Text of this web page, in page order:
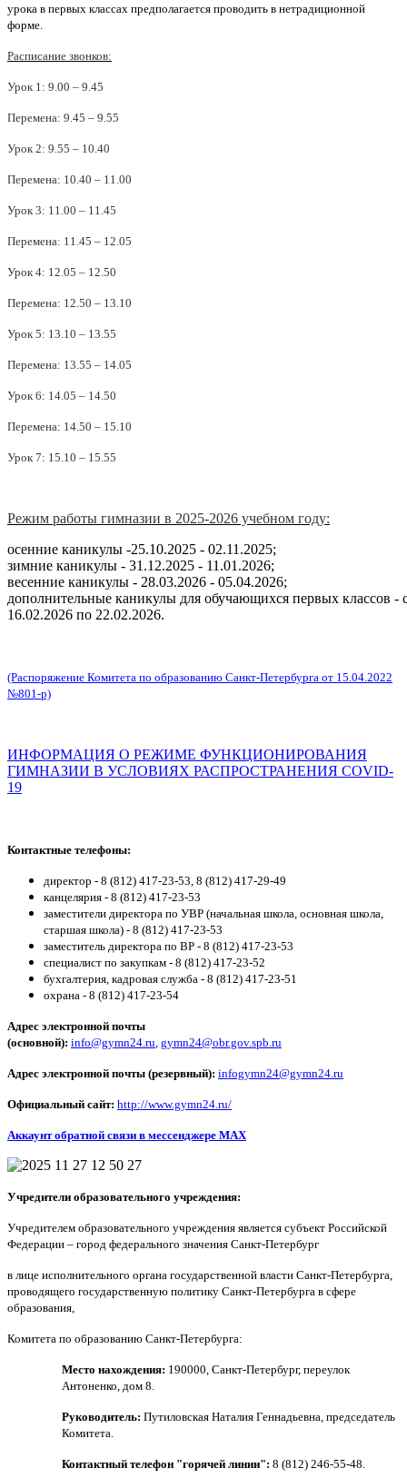
урока в первых классах предполагается проводить в нетрадиционной
форме.
Расписание звонков:
Урок 1: 9.00 – 9.45
Перемена: 9.45 – 9.55
Урок 2: 9.55 – 10.40
Перемена: 10.40 – 11.00
Урок 3: 11.00 – 11.45
Перемена: 11.45 – 12.05
Урок 4: 12.05 – 12.50
Перемена: 12.50 – 13.10
Урок 5: 13.10 – 13.55
Перемена: 13.55 – 14.05
Урок 6: 14.05 – 14.50
Перемена: 14.50 – 15.10
Урок 7: 15.10 – 15.55
Режим работы гимназии в 2025-2026 учебном году:
осенние каникулы -25.10.2025 - 02.11.2025;
зимние каникулы - 31.12.2025 - 11.01.2026;
весенние каникулы - 28.03.2026 - 05.04.2026;
дополнительные каникулы для обучающихся первых классов -
16.02.2026 по 22.02.2026.
(Распоряжение Комитета по образованию Санкт-Петербурга от 15.04.2022
№801-р)
ИНФОРМАЦИЯ О РЕЖИМЕ ФУНКЦИОНИРОВАНИЯ
ГИМНАЗИИ В УСЛОВИЯХ РАСПРОСТРАНЕНИЯ COVID-
19
Контактные телефоны:
директор - 8 (812) 417-23-53, 8 (812) 417-29-49
канцелярия - 8 (812) 417-23-53
заместители директора по УВР (начальная школа, основная школа,
старшая школа) - 8 (812) 417-23-53
заместитель директора по ВР - 8 (812) 417-23-53
специалист по закупкам - 8 (812) 417-23-52
бухгалтерия, кадровая служба - 8 (812) 417-23-51
охрана - 8 (812) 417-23-54
Адрес электронной почты
(основной): info@gymn24.ru gymn24@obr.gov.spb.ru
Адрес электронной почты (резервный): infogymn24@gymn24.ru
Официальный сайт: http://www.gymn24.ru/
Аккаунт обратной связи в мессенджере MAX
Учредители образовательного учреждения:
Учредителем образовательного учреждения является субъект Российской
Федерации – город федерального значения Санкт-Петербург
в лице исполнительного органа государственной власти Санкт-Петербурга,
проводящего государственную политику Санкт-Петербурга в сфере
образования,
Комитета по образованию Санкт-Петербурга:
Место нахождения: 190000, Санкт-Петербург, переулок
Антоненко, дом 8.
Руководитель: Путиловская Наталия Геннадьевна, председатель
Комитета.
Контактный телефон "горячей линии": 8 (812) 246-55-48